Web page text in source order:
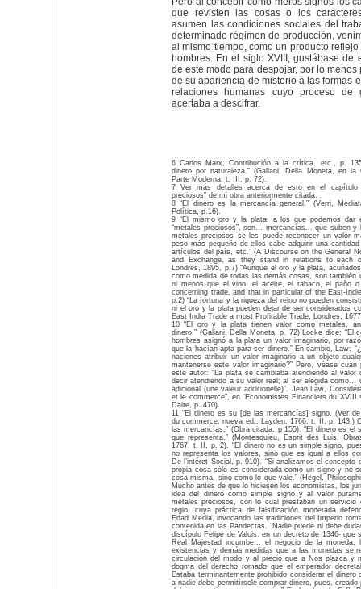
que revisten las cosas o los
asumen las condiciones sociales del
determinado régimen de producción,
al mismo tiempo, como un producto
hombres. En el siglo XVIII, gustábase de
de este modo para despojar, por lo menos
de su apariencia de misterio a las formas
relaciones humanas cuyo proceso de
acertaba a descifrar.
...........................................................
6 Carlos Marx, Contribución a la crítica, etc., p.
dinero por naturaleza.” (Galiani, Della Moneta, en la
Parte Moderna, t. III, p. 72).
7 Ver más detalles acerca de esto en el capítulo
preciosos” de mi obra anteriormente citada.
8 “El dinero es la mercancía general.” (Verri,
Política, p.16).
9 “El mismo oro y la plata, a los que podemos dar
“metales preciosos”, son... mercancías... que suben
metales preciosos se les puede reconocer un valor
peso más pequeño de ellos cabe adquirir una
artículos del país, etc.” (A Discourse on the General
and Exchange, as they stand in relations to each
Londres, 1895, p.7) “Aunque el oro y la plata,
como medida de todas las demás cosas, son también
ni menos que el vino, el aceite, el tabaco, el paño o
concerning trade, and that in particular of the East-
p.2) “La fortuna y la riqueza del reino no pueden
ni el oro y la plata pueden dejar de ser considerados
East India Trade a most Profitable Trade, Londres,
10 “El oro y la plata tienen valor como metales,
dinero.” (Galiani, Della Moneta, p. 72) Locke dice: “El
hombres asignó a la plata un valor imaginario, por
que la hacían apta para ser dinero.” En cambio, Law:
naciones atribuir un valor imaginario a un objeto
mantenerse este valor imaginario?” Pero, véase
este autor: “La plata se cambiaba atendiendo al
decir atendiendo a su valor real; al ser elegida como...
adicional (une valeur additionelle)”. Jean Law,
et le commerce”, en “Economistes Financiers du XVIII
Daire, p. 470).
11 “El dinero es su [de las mercancías] signo. (Ver
du commerce, nueva ed., Layden, 1766, t. II, p. 143.)
las mercancías.” (Obra citada, p 155). “El dinero es el
que representa.” (Montesquieu, Esprit des Luis,
1767, t. II, p. 2). “El dinero no es un simple signo,
no representa los valores, sino que es igual a ellos
De l’intéret Social, p. 910). “Si analizamos el concepto
propia cosa sólo es considerada como un signo y no
cosa misma, sino como lo que vale.” (Hegel,
Mucho antes de que lo hiciesen los economistas, los
idea del dinero como simple signo y al valor
metales preciosos, con lo cual prestaban un servicio
regio, cuya práctica de falsificación monetaria
Edad Media, invocando las tradiciones del Imperio
contenida en las Pandectas. “Nadie puede ni debe
discípulo Felipe de Valois, en un decreto de 1346- que
Real Majestad incumbe... el negocio de la moneda,
existencias y demás medidas que a las monedas se
circulación del modo y al precio que a Nos plazca y
dogma del derecho romado que el emperador
Estaba terminantemente prohibido considerar el dinero
a nadie debe permitírsele comprar dinero, pues, creado